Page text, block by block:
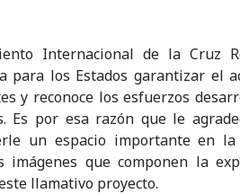
Internacional de la Cruz
para los Estados garantizar el
y reconoce los esfuerzos
Es por esa razón que le
un espacio importante en la
que componen la
llamativo proyecto.